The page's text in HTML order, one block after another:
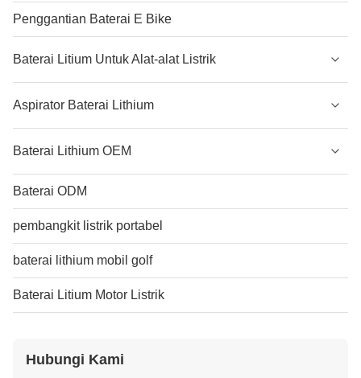
Penggantian Baterai E Bike
Baterai Litium Untuk Alat-alat Listrik
Aspirator Baterai Lithium
Baterai Lithium OEM
Baterai ODM
pembangkit listrik portabel
baterai lithium mobil golf
Baterai Litium Motor Listrik
Hubungi Kami